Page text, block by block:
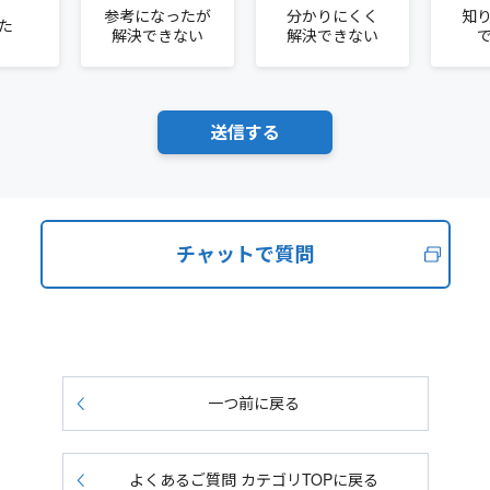
参考になったが
解決できない
分かりにくく
解決できない
知
チャットで質問
一つ前に戻る
よくあるご質問 カテゴリTOPに戻る